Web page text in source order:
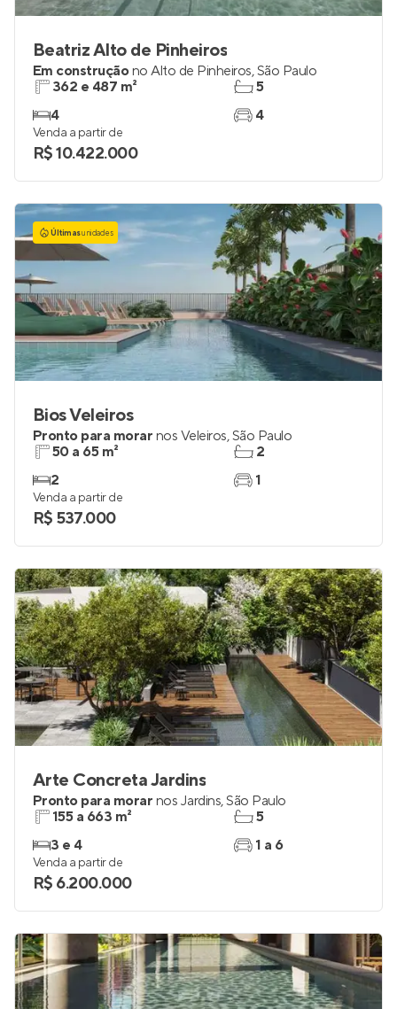
Beatriz Alto de Pinheiros
Em construçãono Alto de Pinheiros,São Paulo
362 e 487 m²
4
5
4
Venda a partir de
R$ 10.422.000
Últimasunidades
Bios Veleiros
Pronto para morar nos Veleiros,São Paulo
50 a 65 m²
2
2
1
Venda a partir de
R$ 537.000
Arte Concreta Jardins
Pronto para morar nos Jardins,São Paulo
155 a 663 m²
3 e 4
5
1 a 6
Venda a partir de
R$ 6.200.000